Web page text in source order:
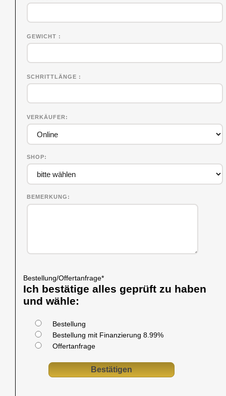
GEWICHT
SCHRITTLÄNGE
VERKÄUFER
SHOP
BEMERKUNG
Bestellung/Offertanfrage*
Ich bestätige alles geprüft zu haben
und wähle:
Bestellung
Bestellung mit Finanzierung 8.99%
Offertanfrage